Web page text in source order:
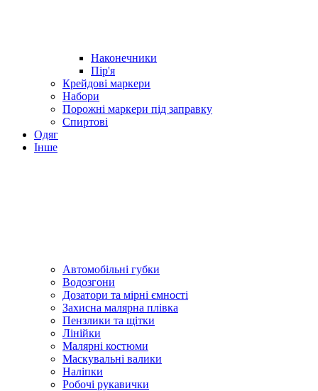
Наконечники
Пір'я
Крейдові маркери
Набори
Порожні маркери під заправку
Спиртові
Одяг
Інше
Автомобільні губки
Водозгони
Дозатори та мірні ємності
Захисна малярна плівка
Пензлики та щітки
Лінійки
Малярні костюми
Маскувальні валики
Наліпки
Робочі рукавички